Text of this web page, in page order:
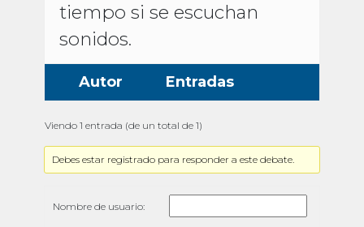
tiempo si se escuchan
sonidos.
Autor Entradas
Viendo 1 entrada (de un total de 1)
Debes estar registrado para responder a este debate.
Nombre de usuario: